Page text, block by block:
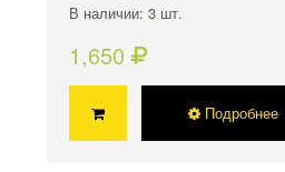
В наличии: 3 шт.
1,650
Подробнее